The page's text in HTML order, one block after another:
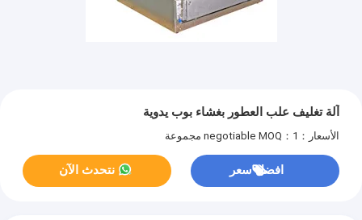
آلة تغليف علب العطور بغشاء بوب يدوية
الأسعار：negotiable MOQ：1 مجموعة
افضل سعر نتحدث الآن